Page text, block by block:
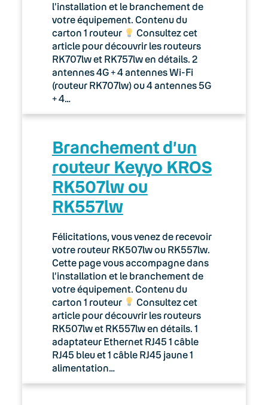
l’installation et le branchement de
votre équipement. Contenu du
carton 1 routeur
Consultez cet
article pour découvrir les routeurs
RK707lw et RK757lw en détails. 2
antennes 4G + 4 antennes Wi-Fi
(routeur RK707lw) ou 4 antennes 5G
+ 4…
Branchement d’un
routeur Keyyo KROS
RK507lw ou
RK557lw
Félicitations, vous venez de recevoir
votre routeur RK507lw ou RK557lw.
Cette page vous accompagne dans
l’installation et le branchement de
votre équipement. Contenu du
carton 1 routeur
Consultez cet
article pour découvrir les routeurs
RK507lw et RK557lw en détails. 1
adaptateur Ethernet RJ45 1 câble
RJ45 bleu et 1 câble RJ45 jaune 1
alimentation…